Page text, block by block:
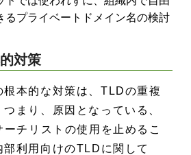
るプライベートドメイン名の検討
対策
根本的な対策は、TLDの重複
まり、原因となっている、
チリストの使用を止めるこ
部利用向けのTLDに関して